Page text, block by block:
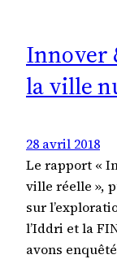
Innover
la ville
28 avril 2018
Le rapport «
ville réelle »,
sur
l’Iddri et la
avons